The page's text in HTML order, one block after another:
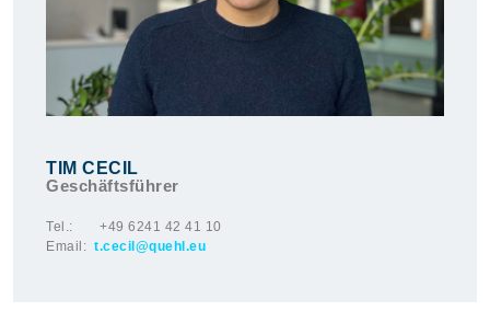
TIM CECIL
Geschäftsführer
Tel.: +49 6241 42 41 10
Email: t.cecil@quehl.eu